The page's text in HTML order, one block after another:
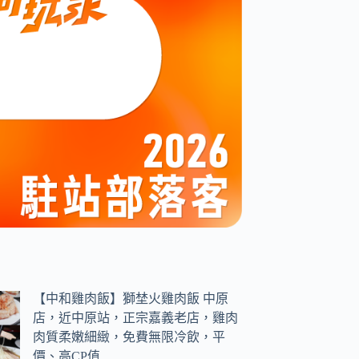
【中和雞肉飯】獅埜火雞肉飯 中原
店，近中原站，正宗嘉義老店，雞肉
肉質柔嫩細緻，免費無限冷飲，平
價、高CP值